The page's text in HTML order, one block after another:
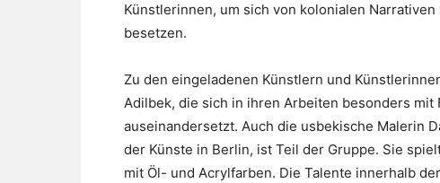
Künstlerinnen, um sich von kolonialen
besetzen.
Zu den eingeladenen Künstlern und
Adilbek, die sich in ihren Arbeiten besonders mit
auseinandersetzt. Auch die usbekische Malerin
der Künste in Berlin, ist Teil der Gruppe. Sie
mit Öl- und Acrylfarben. Die Talente innerhalb